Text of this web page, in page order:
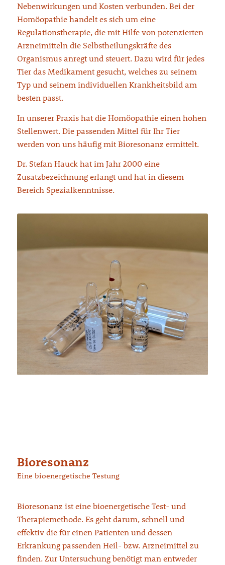
Nebenwirkungen und Kosten verbunden. Bei der
Homöopathie handelt es sich um eine
Regulationstherapie, die mit Hilfe von potenzierten
Arzneimitteln die Selbstheilungskräfte des
Organismus anregt und steuert. Dazu wird für jedes
Tier das Medikament gesucht, welches zu seinem
Typ und seinem individuellen Krankheitsbild am
besten passt.
In unserer Praxis hat die Homöopathie einen hohen
Stellenwert. Die passenden Mittel für Ihr Tier
werden von uns häufig mit Bioresonanz ermittelt.
Dr. Stefan Hauck hat im Jahr 2000 eine
Zusatzbezeichnung erlangt und hat in diesem
Bereich Spezialkenntnisse.
Bioresonanz
Eine bioenergetische Testung
Bioresonanz ist eine bioenergetische Test- und
Therapiemethode. Es geht darum, schnell und
effektiv die für einen Patienten und dessen
Erkrankung passenden Heil- bzw. Arzneimittel zu
finden. Zur Untersuchung benötigt man entweder